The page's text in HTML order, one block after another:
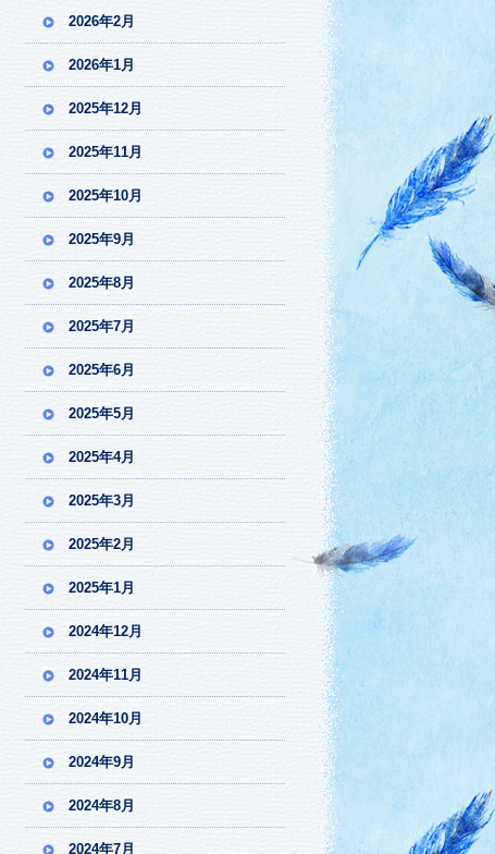
2026年2月
2026年1月
2025年12月
2025年11月
2025年10月
2025年9月
2025年8月
2025年7月
2025年6月
2025年5月
2025年4月
2025年3月
2025年2月
2025年1月
2024年12月
2024年11月
2024年10月
2024年9月
2024年8月
2024年7月